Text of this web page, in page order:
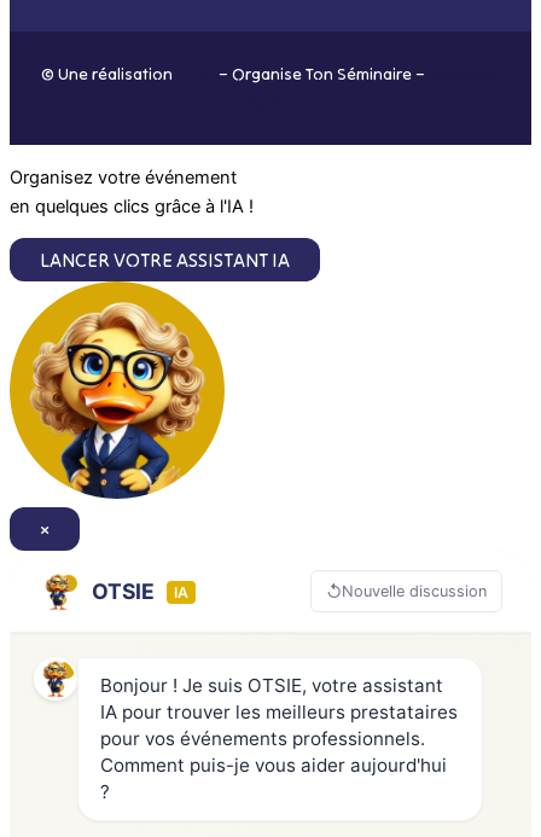
© Une réalisation – Organise Ton Séminaire –
Organisez votre événement
en quelques clics grâce à l'IA !
LANCER VOTRE ASSISTANT IA
×